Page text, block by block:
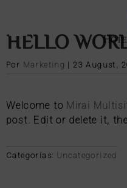
HELLO
Por Marketing |23 August,
Welcome to Mirai
post. Edit or delete it,
Categorías: Uncategorized